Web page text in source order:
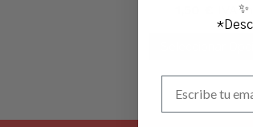
IVA✨